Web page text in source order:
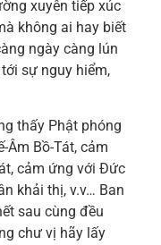
xuyên tiếp xúc
không ai hay biết
ngày càng lún
sự nguy hiểm,
thấy Phật phóng
Âm Bồ-Tát, cảm
cảm ứng với Đức
khải thị, v.v… Ban
sau cùng đều
chư vị hãy lấy